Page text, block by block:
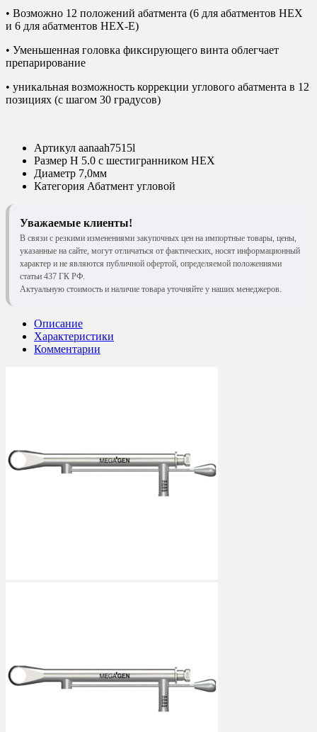
• Возможно 12 положений абатмента (6 для абатментов HEX
и 6 для абатментов HEX-E)
• Уменьшенная головка фиксирующего винта облегчает
препарирование
• уникальная возможность коррекции углового абатмента в 12
позициях (с шагом 30 градусов)
Артикул aanaah7515l
Размер Н 5.0 с шестигранником HEX
Диаметр 7,0мм
Категория Абатмент угловой
Уважаемые клиенты!
В связи с резкими изменениями закупочных цен на импортные товары, цены,
указанные на сайте, могут отличаться от фактических, носят информационный
характер и не являются публичной офертой, определяемой положениями
статьи 437 ГК РФ.
Актуальную стоимость и наличие товара уточняйте у наших менеджеров.
Описание
Характеристики
Комментарии